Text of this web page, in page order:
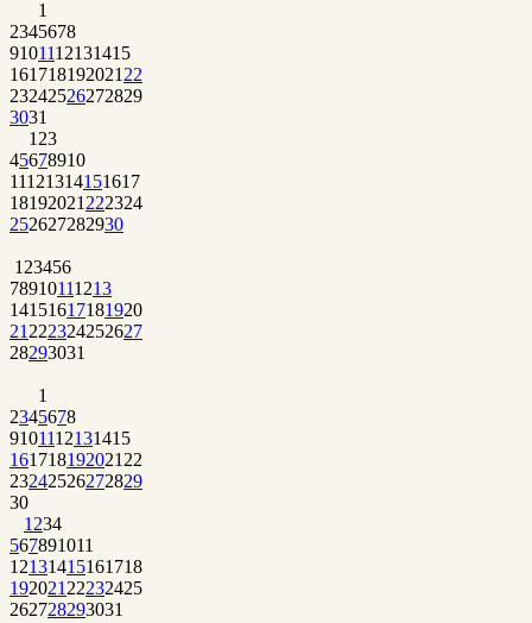
1
2345678
9101112131415
161718192021 22
23242526272829
3031
1 23
45678910
11121314151617
18192021 222324
252627282930
1 23456
78910111213
14151617181920
21 222324252627
28293031
1
2345678
9101112131415
161718192021 22
23242526272829
30
1 234
567891011
12131415161718
192021 22232425
262728293031